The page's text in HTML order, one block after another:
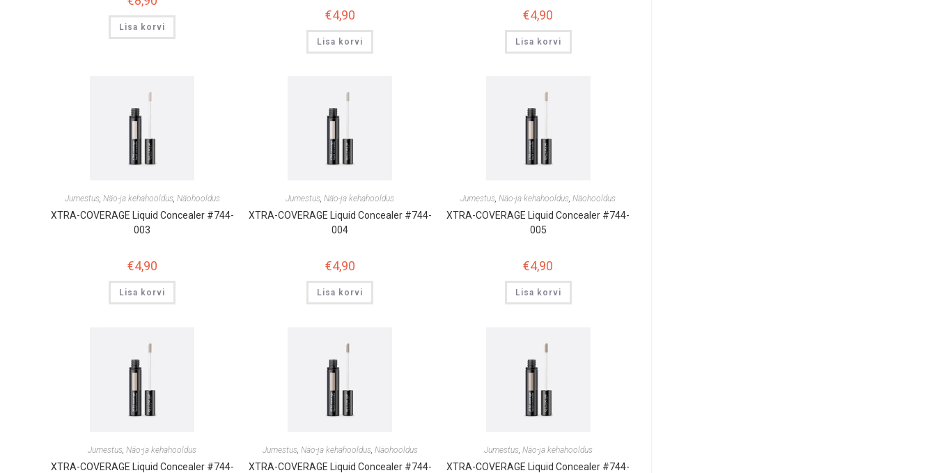
Lisa korvi
€4,90
Lisa korvi
€4,90
Lisa korvi
Jumestus, Näo-ja kehahooldus, Näohooldus
XTRA-COVERAGE Liquid Concealer #744-
003
€4,90
Lisa korvi
Jumestus,Näo-ja kehahooldus
XTRA-COVERAGE Liquid Concealer #744-
004
€4,90
Lisa korvi
Jumestus,Näo-ja kehahooldus,Näohooldus
XTRA-COVERAGE Liquid Concealer #744-
005
€4,90
Lisa korvi
Jumestus ,Näo-ja kehahooldus
XTRA-COVERAGE Liquid Concealer #744-
Jumestus, Näo-ja kehahooldus, Näohooldus
XTRA-COVERAGE Liquid Concealer #744-
Jumestus, Näo-ja kehahooldus
XTRA-COVERAGE Liquid Concealer #744-